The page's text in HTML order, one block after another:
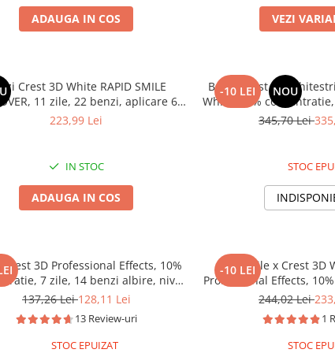
ADAUGA IN COS VEZI
Crest 3D White RAPID SMILE
11 zile, 22 benzi, aplicare 60
nivel albire 10, benzi albire dinti
223,99 Lei
IN STOC
ADAUGA IN COS
-10 LEI NOU
Benzi Crest 3D
White, 10%
albire, nivel albire 20,
345,70 Lei
STOC
Crest 3D Professional Effects, 10%
7 zile, 14 benzi albire, nivel
6, aplicare 45 min, benzi albire
137,26 Lei128,11 Lei
13 Review-uri
STOC EPUIZAT
-10 LEI
14 zile x Crest 3D
Professional Effects,
benzi albire Crest,
244,02 Lei
1
STOC